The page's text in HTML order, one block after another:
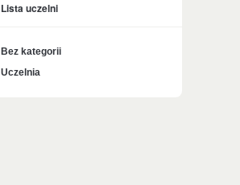
Lista uczelni
Bez kategorii
Uczelnia